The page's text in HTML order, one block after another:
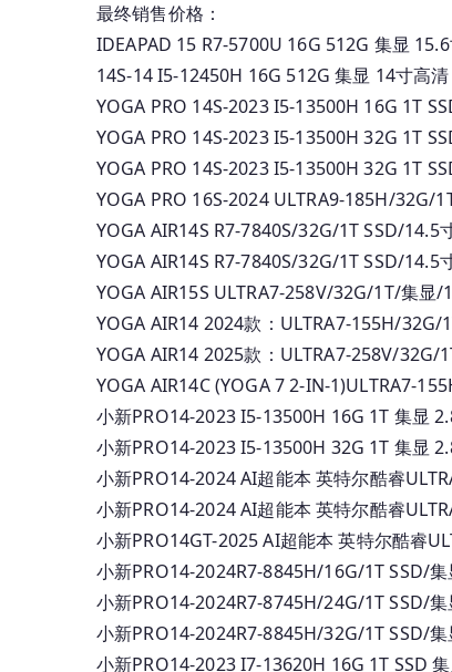
最终销售价格：
IDEAPAD 15 R7-5700U 16G 512G 集显
14S-14 I5-12450H 16G 512G 集显 14寸高
YOGA PRO 14S-2023 I5-13500H 16G 1T
YOGA PRO 14S-2023 I5-13500H 32G 1T
YOGA PRO 14S-2023 I5-13500H 32G 1T
YOGA PRO 16S-2024 ULTRA9-185H/32G/
YOGA AIR14S R7-7840S/32G/1T SSD/
YOGA AIR14S R7-7840S/32G/1T SSD/
YOGA AIR15S ULTRA7-258V/32G/1T/集
YOGA AIR14 2024款：ULTRA7-155H/
YOGA AIR14 2025款：ULTRA7-258V/
YOGA AIR14C (YOGA 7 2-IN-1)ULTRA7-
小新PRO14-2023 I5-13500H 16G 1T 集显
小新PRO14-2023 I5-13500H 32G 1T 集显
小新PRO14-2024 AI超能本 英特尔酷睿
小新PRO14-2024 AI超能本 英特尔酷睿
小新PRO14GT-2025 AI超能本 英特尔酷睿
小新PRO14-2024R7-8845H/16G/1T SSD/
小新PRO14-2024R7-8745H/24G/1T SSD/
小新PRO14-2024R7-8845H/32G/1T SSD/
小新PRO14-2023 I7-13620H 16G 1T SSD